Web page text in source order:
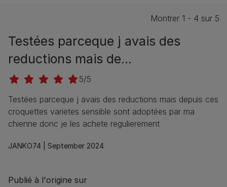
Montrer 1 - 4 sur 5
Testées parceque j avais des
reductions mais de...
5/5
Testées parceque j avais des reductions mais depuis ces
croquettes varietes sensible sont adoptées par ma
chienne donc je les achete regulierement
JANKO74 | September 2024
Publié à l'origine sur